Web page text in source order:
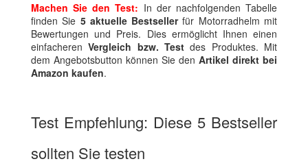
Machen Sie den Test: In der nachfolgenden Tabelle
finden Sie 5 aktuelle Bestsellerfür Motorradhelm mit
Bewertungen und Preis. Dies ermöglicht Ihnen einen
einfacherenVergleich bzw. Test des Produktes. Mit
dem Angebotsbutton können Sie den Artikel direkt bei
Amazon kaufen.
Test Empfehlung: Diese 5 Bestseller
sollten Sie testen